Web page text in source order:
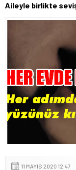
Aileyle birlikte
11 MAYIS 2020 12:47